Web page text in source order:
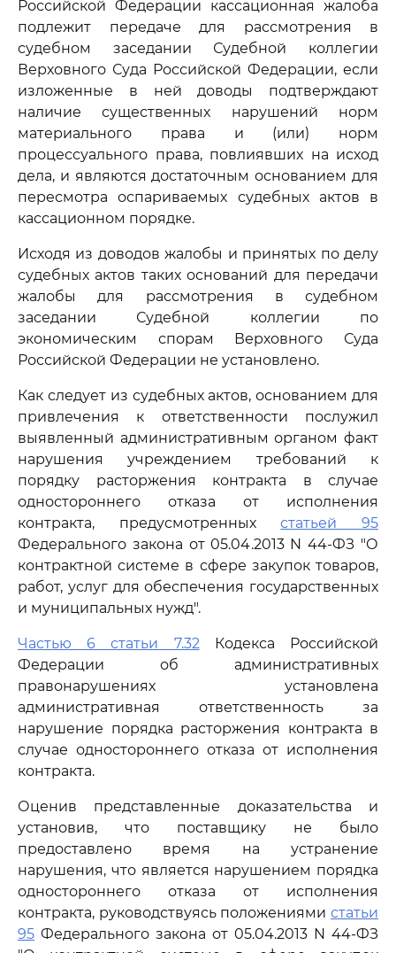
Российской Федерации кассационная жалоба
подлежит передаче для рассмотрения в
судебном заседании Судебной коллегии
Верховного Суда Российской Федерации, если
изложенные в ней доводы подтверждают
наличие существенных нарушений норм
материального права и (или) норм
процессуального права, повлиявших на исход
дела, и являются достаточным основанием для
пересмотра оспариваемых судебных актов в
кассационном порядке.
Исходя из доводов жалобы и принятых по делу
судебных актов таких оснований для передачи
жалобы для рассмотрения в судебном
заседании Судебной коллегии по
экономическим спорам Верховного Суда
Российской Федерации не установлено.
Как следует из судебных актов, основанием для
привлечения к ответственности послужил
выявленный административным органом факт
нарушения учреждением требований к
порядку расторжения контракта в случае
одностороннего отказа от исполнения
контракта, предусмотренныхстатьей 95
Федерального закона от 05.04.2013 N 44-ФЗ "О
контрактной системе в сфере закупок товаров,
работ, услуг для обеспечения государственных
и муниципальных нужд".
Частью 6 статьи 7.32Кодекса Российской
Федерации об административных
правонарушениях установлена
административная ответственность за
нарушение порядка расторжения контракта в
случае одностороннего отказа от исполнения
контракта.
Оценив представленные доказательства и
установив, что поставщику не было
предоставлено время на устранение
нарушения, что является нарушением порядка
одностороннего отказа от исполнения
контракта, руководствуясь положениями статьи
95 Федерального закона от 05.04.2013 N 44-ФЗ